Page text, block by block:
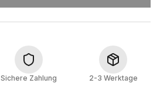
Sichere Zahlung 2-3 Werktage